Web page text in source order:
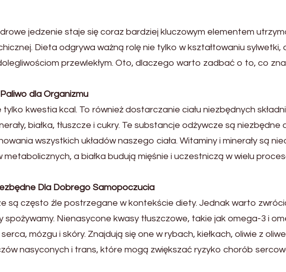
jedzenie staje się coraz bardziej kluczowym elementem
Dieta odgrywa ważną rolę nie tylko w kształtowaniu sylwetki,
przewlekłym. Oto, dlaczego warto zadbać o to, co
Paliwo dla Organizmu
kwestia kcal. To również dostarczanie ciału niezbędnych
białka, tłuszcze i cukry. Te substancje odżywcze są niezbędne
wszystkich układów naszego ciała. Witaminy i minerały są
a białka budują mięśnie i uczestniczą w wielu
Dla Dobrego Samopoczucia
są często źle postrzegane w kontekście diety. Jednak warto
spożywamy. Nienasycone kwasy tłuszczowe, takie jak omega-3 i
mózgu i skóry. Znajdują się one w rybach, kiełkach, oliwie z
nasyconych i trans, które mogą zwiększać ryzyko chorób